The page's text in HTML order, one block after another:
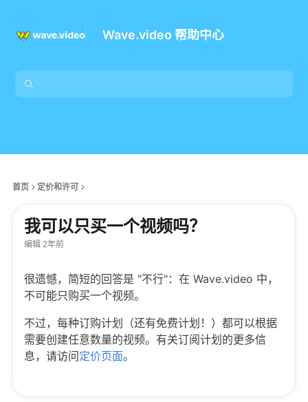
Wave.video 帮助中心
首页 定价和许可
我可以只买一个视频吗？
编辑 2年前
很遗憾，简短的回答是 "不行"：在 Wave.video 中，
不可能只购买一个视频。
不过，每种订购计划（还有免费计划！）都可以根据
需要创建任意数量的视频。有关订阅计划的更多信
息，请访问定价页面。